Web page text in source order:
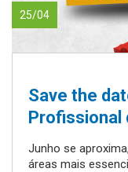
25/04
Save the
Profissional
Junho se
áreas mais